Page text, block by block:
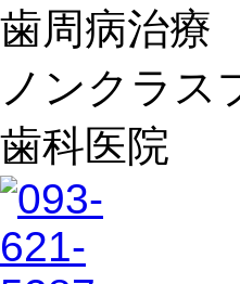
歯周病治
ノンクラ
歯科医院